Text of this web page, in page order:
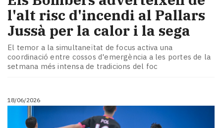
l'alt risc d'incendi al Pallars
Jussà per la calor i la sega
El temor a la simultaneïtat de focus activa una
coordinació entre cossos d'emergència a les portes de la
setmana més intensa de tradicions del foc
18/06/2026